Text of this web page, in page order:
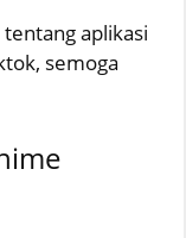
aplikasi
semoga